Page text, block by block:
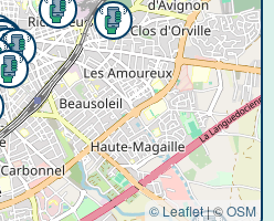
© Leaflet|©OSM